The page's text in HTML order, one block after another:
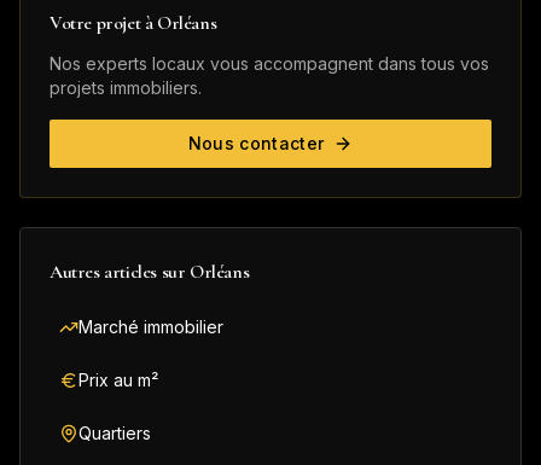
Votre projet à Orléans
Nos experts locaux vous accompagnent dans tous vos
projets immobiliers.
Nous contacter
Autres articles sur Orléans
Marché immobilier
Prix au m²
Quartiers